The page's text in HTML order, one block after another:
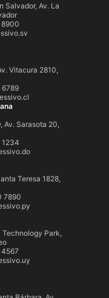
Salvador, Av. La
Vitacura 2810,
6789
Av. Sarasota 20,
1234
Teresa 1828,
7890
Park,